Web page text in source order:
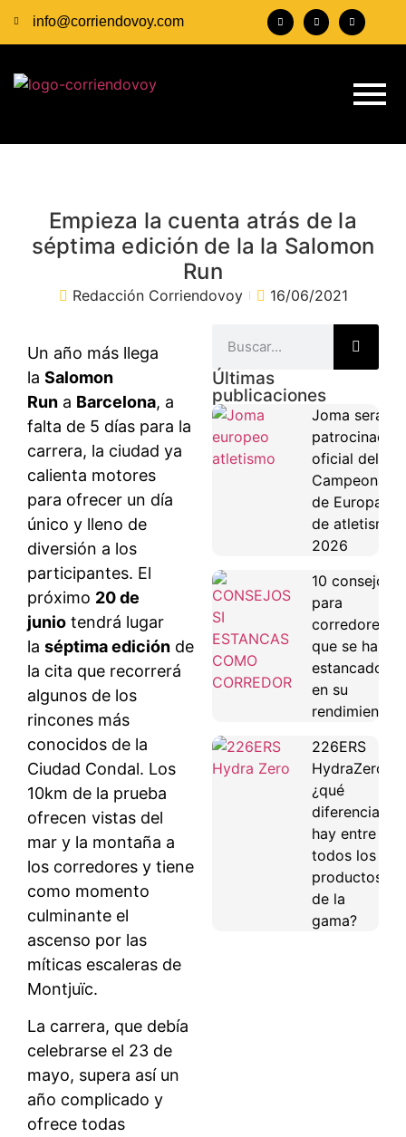
info@corriendovoy.com
Empieza la cuenta atrás de la
séptima edición de la la Salomon
Run
Redacción Corriendovoy 16/06/2021
Un año más llega
la Salomon
Run a Barcelona, a
falta de 5 días para la
carrera, la ciudad ya
calienta motores
para ofrecer un día
único y lleno de
diversión a los
participantes. El
próximo 20 de
junio tendrá lugar
la séptima edición de
la cita que recorrerá
algunos de los
rincones más
conocidos de la
Ciudad Condal. Los
10km de la prueba
ofrecen vistas del
mar y la montaña a
los corredores y tiene
como momento
culminante el
ascenso por las
míticas escaleras de
Montjuïc.
La carrera, que debía
celebrarse el 23 de
mayo, supera así un
año complicado y
ofrece todas
Últimas
publicaciones
Joma será
patrocinador
oficial del
Campeonato
de Europa
de atletismo
2026
10 consejos
para
corredores
que se han
estancado
en su
rendimiento
226ERS
HydraZero:
¿qué
diferencias
hay entre
todos los
productos
de la
gama?